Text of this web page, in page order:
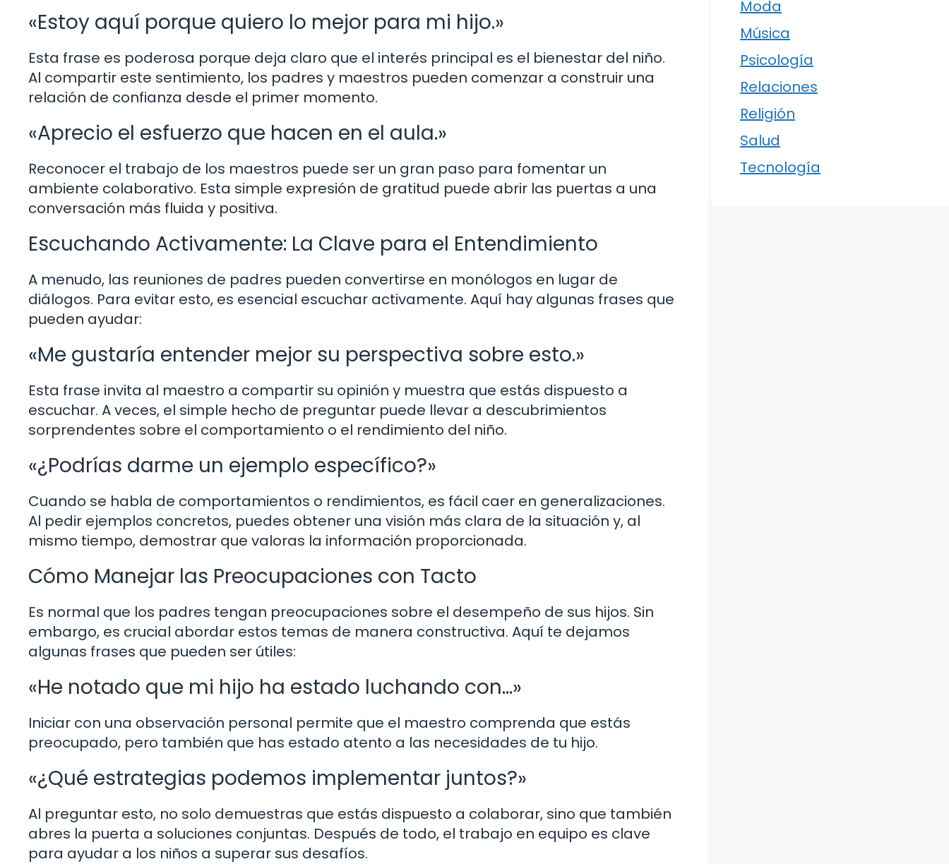
«Estoy aquí porque quiero lo mejor para mi hijo.»
Esta frase es poderosa porque deja claro que el interés principal es el bienestar del niño.
Al compartir este sentimiento, los padres y maestros pueden comenzar a construir una
relación de confianza desde el primer momento.
«Aprecio el esfuerzo que hacen en el aula.»
Reconocer el trabajo de los maestros puede ser un gran paso para fomentar un
ambiente colaborativo. Esta simple expresión de gratitud puede abrir las puertas a una
conversación más fluida y positiva.
Escuchando Activamente: La Clave para el Entendimiento
A menudo, las reuniones de padres pueden convertirse en monólogos en lugar de
diálogos. Para evitar esto, es esencial escuchar activamente. Aquí hay algunas frases que
pueden ayudar:
«Me gustaría entender mejor su perspectiva sobre esto.»
Esta frase invita al maestro a compartir su opinión y muestra que estás dispuesto a
escuchar. A veces, el simple hecho de preguntar puede llevar a descubrimientos
sorprendentes sobre el comportamiento o el rendimiento del niño.
«¿Podrías darme un ejemplo específico?»
Cuando se habla de comportamientos o rendimientos, es fácil caer en generalizaciones.
Al pedir ejemplos concretos, puedes obtener una visión más clara de la situación y, al
mismo tiempo, demostrar que valoras la información proporcionada.
Cómo Manejar las Preocupaciones con Tacto
Es normal que los padres tengan preocupaciones sobre el desempeño de sus hijos. Sin
embargo, es crucial abordar estos temas de manera constructiva. Aquí te dejamos
algunas frases que pueden ser útiles:
«He notado que mi hijo ha estado luchando con…»
Iniciar con una observación personal permite que el maestro comprenda que estás
preocupado, pero también que has estado atento a las necesidades de tu hijo.
«¿Qué estrategias podemos implementar juntos?»
Al preguntar esto, no solo demuestras que estás dispuesto a colaborar, sino que también
abres la puerta a soluciones conjuntas. Después de todo, el trabajo en equipo es clave
para ayudar a los niños a superar sus desafíos.
Moda
Música
Psicología
Relaciones
Religión
Salud
Tecnología